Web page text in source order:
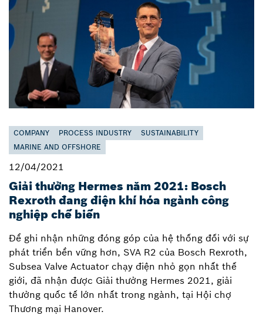
COMPANY PROCESS INDUSTRY
SUSTAINABILITY
MARINE AND OFFSHORE
12/04/2021
Giải thưởng Hermes năm 2021: Bosch
Rexroth đang điện khí hóa ngành công
nghiệp chế biến
Để ghi nhận những đóng góp của hệ thống đối với sự
phát triển bền vững hơn, SVA R2 của Bosch Rexroth,
Subsea Valve Actuator chạy điện nhỏ gọn nhất thế
giới, đã nhận được Giải thưởng Hermes 2021, giải
thưởng quốc tế lớn nhất trong ngành, tại Hội chợ
Thương mại Hanover.